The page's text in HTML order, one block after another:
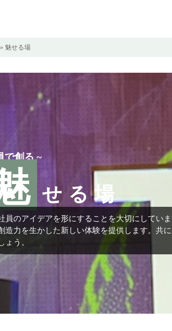
» 魅せる場
で創る ~
せる場
員のアイデアを形にすることを大切にしてい
造力を生かした新しい体験を提供します。共
ょう。